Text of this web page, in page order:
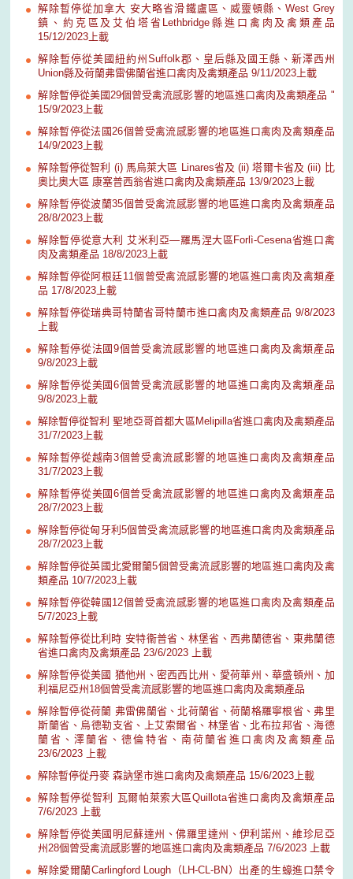
解除暫停從加拿大 安大略省滑鐵盧區、威靈頓縣、West Grey
鎮、約克區及艾伯塔省Lethbridge縣進口禽肉及禽類產品
15/12/2023上載
解除暫停從美國紐約州Suffolk郡、皇后縣及國王縣、新澤西州
Union縣及荷蘭弗雷佛蘭省進口禽肉及禽類產品 9/11/2023上載
解除暫停從美國29個曾受禽流感影響的地區進口禽肉及禽類產品 "
15/9/2023上載
解除暫停從法國26個曾受禽流感影響的地區進口禽肉及禽類產品
14/9/2023上載
解除暫停從智利 (i) 馬烏萊大區 Linares省及 (ii) 塔爾卡省及 (iii) 比
奧比奧大區 康塞普西翁省進口禽肉及禽類產品 13/9/2023上載
解除暫停從波蘭35個曾受禽流感影響的地區進口禽肉及禽類產品
28/8/2023上載
解除暫停從意大利 艾米利亞—羅馬涅大區Forlì-Cesena省進口禽
肉及禽類產品 18/8/2023上載
解除暫停從阿根廷11個曾受禽流感影響的地區進口禽肉及禽類產
品 17/8/2023上載
解除暫停從瑞典哥特蘭省哥特蘭市進口禽肉及禽類產品 9/8/2023
上載
解除暫停從法國9個曾受禽流感影響的地區進口禽肉及禽類產品
9/8/2023上載
解除暫停從美國6個曾受禽流感影響的地區進口禽肉及禽類產品
9/8/2023上載
解除暫停從智利 聖地亞哥首都大區Melipilla省進口禽肉及禽類產品
31/7/2023上載
解除暫停從越南3個曾受禽流感影響的地區進口禽肉及禽類產品
31/7/2023上載
解除暫停從美國6個曾受禽流感影響的地區進口禽肉及禽類產品
28/7/2023上載
解除暫停從匈牙利5個曾受禽流感影響的地區進口禽肉及禽類產品
28/7/2023上載
解除暫停從英國北愛爾蘭5個曾受禽流感影響的地區進口禽肉及禽
類產品 10/7/2023上載
解除暫停從韓國12個曾受禽流感影響的地區進口禽肉及禽類產品
5/7/2023上載
解除暫停從比利時 安特衞普省、林堡省、西弗蘭德省、東弗蘭德
省進口禽肉及禽類產品 23/6/2023 上載
解除暫停從美國 猶他州、密西西比州、愛荷華州、華盛頓州、加
利福尼亞州18個曾受禽流感影響的地區進口禽肉及禽類產品
解除暫停從荷蘭 弗雷佛蘭省、北荷蘭省、荷蘭格羅寧根省、弗里
斯蘭省、烏德勒支省、上艾索爾省、林堡省、北布拉邦省、海德
蘭省、澤蘭省、德倫特省、南荷蘭省進口禽肉及禽類產品
23/6/2023 上載
解除暫停從丹麥 森訥堡市進口禽肉及禽類產品 15/6/2023上載
解除暫停從智利 瓦爾帕萊索大區Quillota省進口禽肉及禽類產品
7/6/2023 上載
解除暫停從美國明尼蘇達州、佛羅里達州、伊利諾州、維珍尼亞
州28個曾受禽流感影響的地區進口禽肉及禽類產品 7/6/2023 上載
解除愛爾蘭Carlingford Lough（LH-CL-BN）出產的生蠔進口禁令